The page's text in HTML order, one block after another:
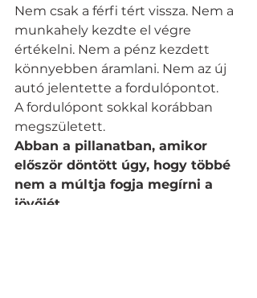
Nem csak a férfi tért vissza. Nem a
munkahely kezdte el végre
értékelni. Nem a pénz kezdett
könnyebben áramlani. Nem az új
autó jelentette a fordulópontot.
A fordulópont sokkal korábban
megszületett.
Abban a pillanatban, amikor
először döntött úgy, hogy többé
nem a múltja fogja megírni a
jövőjét.